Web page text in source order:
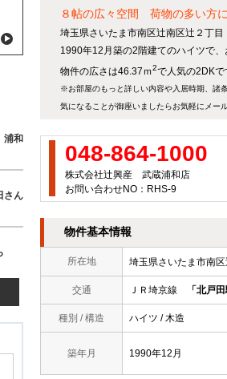
８帖の広々空間 荷物の多い方
埼玉県さいたま市南区辻南区辻２丁
1990年12月築の2階建てのハイツで、
物件の広さは46.37ｍ2で人気の2DKで
※お部屋のもっと詳しい内容や入居時期、諸
気になることが御座いましたらお気軽にメー
048-864-1000
株式会社辻興産 武蔵浦和店
お問い合わせNO：RHS-9
物件基本情報
所在地 埼玉県さいたま市南
交通 ＪＲ埼京線 「北戸田
種別 / 構造 ハイツ / 木造
築年月 1990年12月